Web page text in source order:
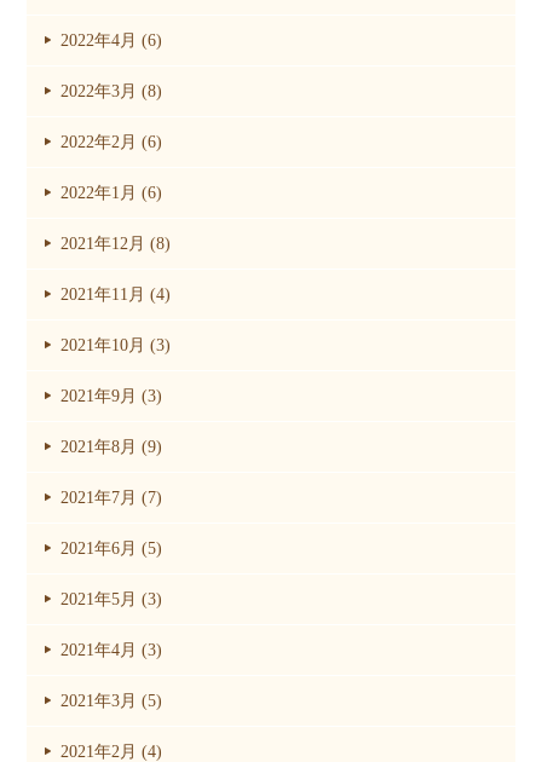
2022年4月 (6)
2022年3月 (8)
2022年2月 (6)
2022年1月 (6)
2021年12月 (8)
2021年11月 (4)
2021年10月 (3)
2021年9月 (3)
2021年8月 (9)
2021年7月 (7)
2021年6月 (5)
2021年5月 (3)
2021年4月 (3)
2021年3月 (5)
2021年2月 (4)